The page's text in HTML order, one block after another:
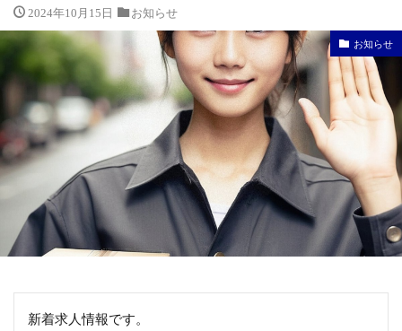
2024年10月15日 お知らせ
お知らせ
新着求人情報です。